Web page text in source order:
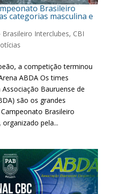
Brasileiro
categorias masculina e
Interclubes, CBI
a competição terminou
ABDA Os times
Bauruense de
são os grandes
Brasileiro
organizado pela...